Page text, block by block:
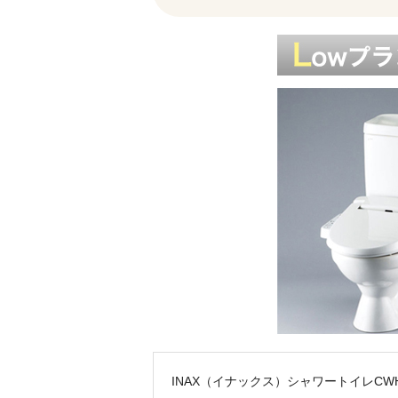
INAX（イナックス）シャワートイレ